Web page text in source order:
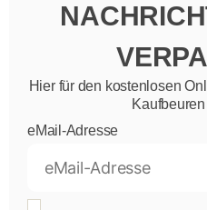
Hier für den kostenlosen
eMail-Adresse